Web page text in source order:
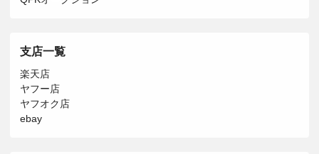
支店一覧
楽天店
ヤフー店
ヤフオク店
ebay